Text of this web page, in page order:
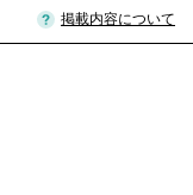
掲載内容について